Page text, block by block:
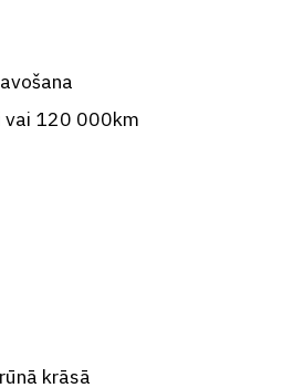
vai 120 000km
krāsā